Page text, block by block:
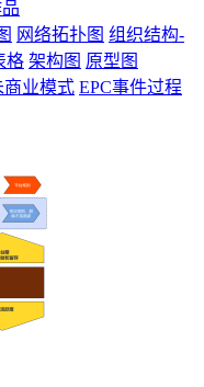
网络拓扑图 组织结构-
格 架构图 原型图
商业模式 EPC事件过程